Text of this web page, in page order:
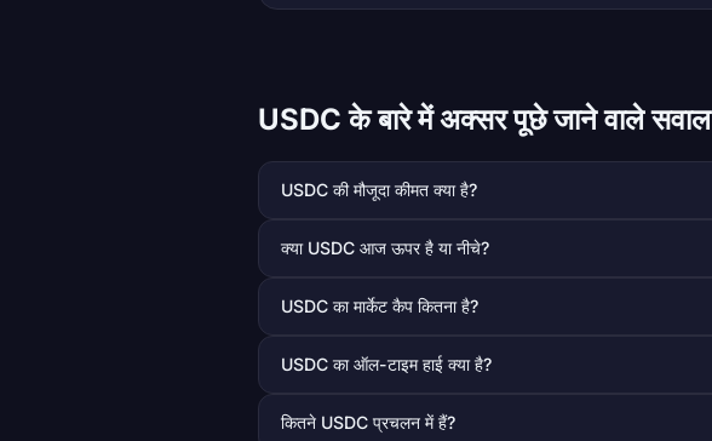
USDC के बारे में अक्सर पूछे जाने वाले सवाल
USDC की मौजूदा कीमत क्या है?
क्या USDC आज ऊपर है या नीचे?
USDC का मार्केट कैप कितना है?
USDC का ऑल-टाइम हाई क्या है?
कितने USDC प्रचलन में हैं?